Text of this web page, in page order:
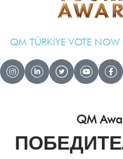
QM TÜRKİYE VOTE NOW
Sponsorlar
Kazananlar
QM